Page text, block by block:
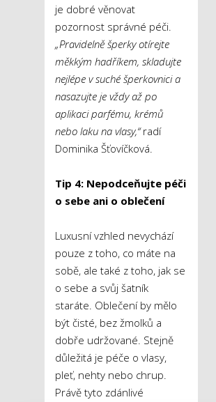
je dobré věnovat
pozornost správné péči.
„Pravidelně šperky otírejte
měkkým hadříkem, skladujte
nejlépe v suché šperkovnici a
nasazujte je vždy až po
aplikaci parfému, krémů
nebo laku na vlasy,“radí
Dominika Šťovíčková.
Tip 4: Nepodceňujte péči
o sebe ani o oblečení
Luxusní vzhled nevychází
pouze z toho, co máte na
sobě, ale také z toho, jak se
o sebe a svůj šatník
staráte. Oblečení by mělo
být čisté, bez žmolků a
dobře udržované. Stejně
důležitá je péče o vlasy,
pleť, nehty nebo chrup.
Právě tyto zdánlivé